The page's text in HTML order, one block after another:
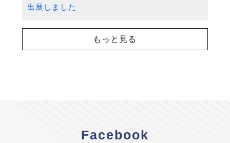
出展しました
もっと見る
Facebook